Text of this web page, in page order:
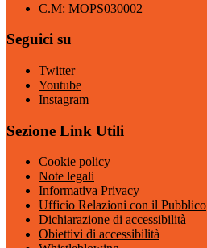
C.M: MOPS030002
Seguici su
Twitter
Youtube
Instagram
Sezione Link Utili
Cookie policy
Note legali
Informativa Privacy
Ufficio Relazioni con il Pubblico
Dichiarazione di accessibilità
Obiettivi di accessibilità